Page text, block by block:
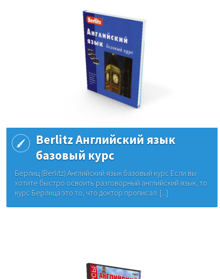
Berlitz Английский язык
базовый курс
Берлиц (Berlitz) Английский язык базовый курс Если вы
хотите быстро освоить разговорный английский язык, то
курс Берлица это то, что доктор прописал. [...]